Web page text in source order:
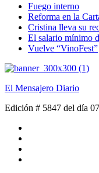
Fuego interno
Reforma en la
Cristina lleva su
El salario mínimo
Vuelve “VinoFest”
El Mensajero Diario
Edición # 5847 del día